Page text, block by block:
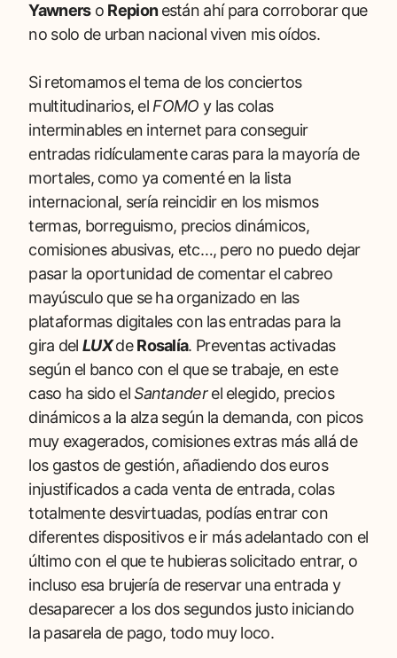
Yawnerso Repionestán ahí para corroborar que
no solo de urban nacional viven mis oídos.
Si retomamos el tema de los conciertos
multitudinarios, elFOMO y las colas
interminables en internet para conseguir
entradas ridículamente caras para la mayoría de
mortales, como ya comenté en la lista
internacional, sería reincidir en los mismos
termas, borreguismo, precios dinámicos,
comisiones abusivas, etc…, pero no puedo dejar
pasar la oportunidad de comentar el cabreo
mayúsculo que se ha organizado en las
plataformas digitales con las entradas para la
gira delLUXdeRosalía. Preventas activadas
según el banco con el que se trabaje, en este
caso ha sido elSantanderel elegido, precios
dinámicos a la alza según la demanda, con picos
muy exagerados, comisiones extras más allá de
los gastos de gestión, añadiendo dos euros
injustificados a cada venta de entrada, colas
totalmente desvirtuadas, podías entrar con
diferentes dispositivos e ir más adelantado con el
último con el que te hubieras solicitado entrar, o
incluso esa brujería de reservar una entrada y
desaparecer a los dos segundos justo iniciando
la pasarela de pago, todo muy loco.